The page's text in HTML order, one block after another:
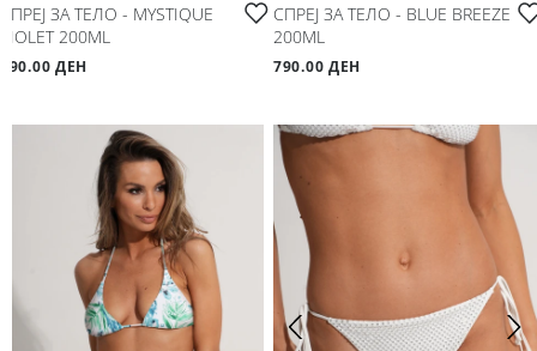
СПРЕЈ ЗА ТЕЛО - MYSTIQUE
VIOLET 200ML
790.00 ДЕН
СПРЕЈ ЗА ТЕЛО - BLUE BREEZE
200ML
790.00 ДЕН